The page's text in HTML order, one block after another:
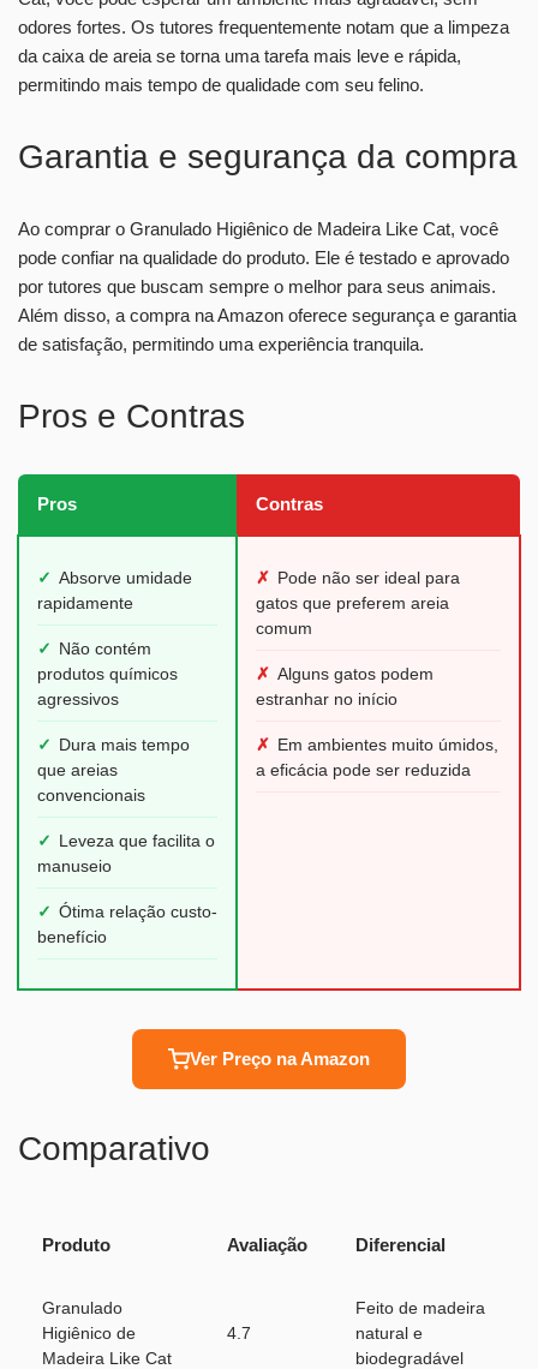
odores fortes. Os tutores frequentemente notam que a limpeza
da caixa de areia se torna uma tarefa mais leve e rápida,
permitindo mais tempo de qualidade com seu felino.
Garantia e segurança da compra
Ao comprar o Granulado Higiênico de Madeira Like Cat, você
pode confiar na qualidade do produto. Ele é testado e aprovado
por tutores que buscam sempre o melhor para seus animais.
Além disso, a compra na Amazon oferece segurança e garantia
de satisfação, permitindo uma experiência tranquila.
Pros e Contras
Pros Contras
✓ Absorve umidade
rapidamente
✓
Não contém
produtos químicos
agressivos
✓
Dura mais tempo
que areias
convencionais
✓
Leveza que facilita o
manuseio
✓ Ótima relação custo-
benefício
✗ Pode não ser ideal para
gatos que preferem areia
comum
✗ Alguns gatos podem
estranhar no início
✗ Em ambientes muito úmidos,
a eficácia pode ser reduzida
Ver Preço na Amazon
Comparativo
Produto Avaliação Diferencial
Granulado
Higiênico de
Madeira Like Cat
4.7
Feito de madeira
natural e
biodegradável